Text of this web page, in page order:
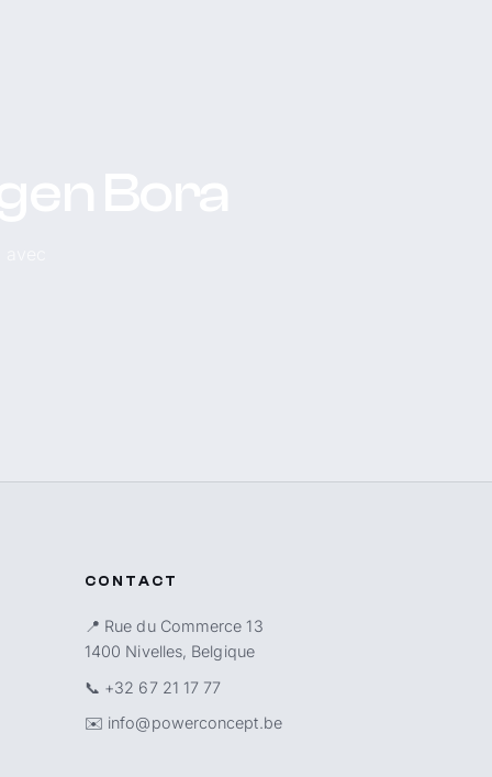
CONTACT
📍 Rue du Commerce 13
1400 Nivelles, Belgique
📞 +32 67 21 17 77
✉️ info@powerconcept.be